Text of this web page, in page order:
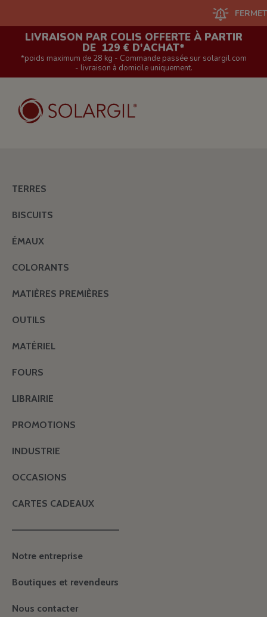
FERMETURE
LIVRAISON PAR COLIS OFFERTE À PARTIR
DE 129 € D'ACHAT*
*poids maximum de 28 kg - Commande passée sur solargil.com
- livraison à domicile uniquement.
TERRES
BISCUITS
ÉMAUX
COLORANTS
MATIÈRES PREMIÈRES
OUTILS
MATÉRIEL
FOURS
LIBRAIRIE
PROMOTIONS
INDUSTRIE
OCCASIONS
CARTES CADEAUX
———————————————
Notre entreprise
Boutiques et revendeurs
Nous contacter